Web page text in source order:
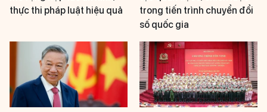
thực thi pháp luật hiệu quả
trong tiến trình chuyển đổi
số quốc gia